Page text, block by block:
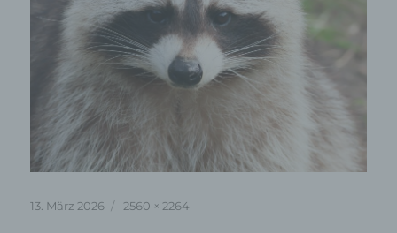
Veröffentlicht
13. März 2026 Originalgröße
2560 × 2264